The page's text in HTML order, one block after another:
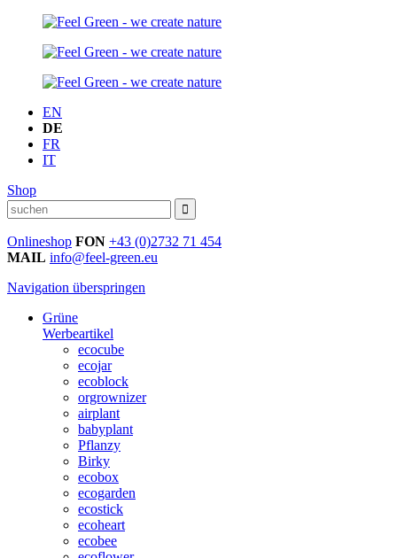
EN
DE
FR
IT
Shop
Onlineshop FON +43 (0)2732 71 454
MAIL info@feel-green.eu
Navigation überspringen
Grüne
Werbeartikel
ecocube
ecojar
ecoblock
orgrownizer
airplant
babyplant
Pflanzy
Birky
ecobox
ecogarden
ecostick
ecoheart
ecobee